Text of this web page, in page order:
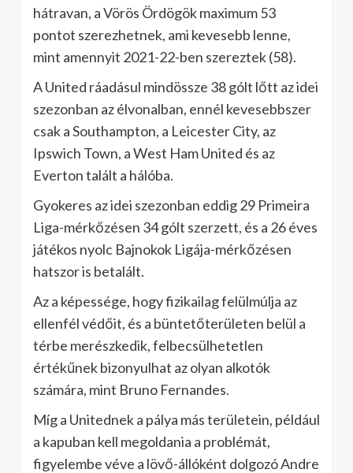
hátravan, a Vörös Ördögök maximum 53
pontot szerezhetnek, ami kevesebb lenne,
mint amennyit 2021-22-ben szereztek (58).
A United ráadásul mindössze 38 gólt lőtt az idei
szezonban az élvonalban, ennél kevesebbszer
csak a Southampton, a Leicester City, az
Ipswich Town, a West Ham United és az
Everton talált a hálóba.
Gyokeres az idei szezonban eddig 29 Primeira
Liga-mérkőzésen 34 gólt szerzett, és a 26 éves
játékos nyolc Bajnokok Ligája-mérkőzésen
hatszor is betalált.
Az a képessége, hogy fizikailag felülmúlja az
ellenfél védőit, és a büntetőterületen belül a
térbe merészkedik, felbecsülhetetlen
értékűnek bizonyulhat az olyan alkotók
számára, mint Bruno Fernandes.
Míg a Unitednek a pálya más területein, például
a kapuban kell megoldania a problémát,
figyelembe véve a lövő-állóként dolgozó Andre